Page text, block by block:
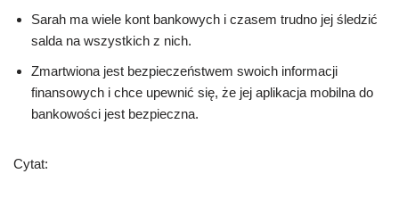
Sarah ma wiele kont bankowych i czasem trudno jej śledzić
salda na wszystkich z nich.
Zmartwiona jest bezpieczeństwem swoich informacji
finansowych i chce upewnić się, że jej aplikacja mobilna do
bankowości jest bezpieczna.
Cytat: